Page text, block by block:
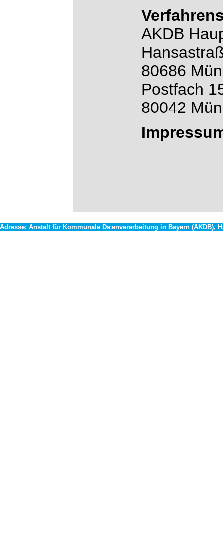
AKDB
80686
Postfach
80042
Adresse: Anstalt für Kommunale Datenverarbeitung in Bayern (AKDB),